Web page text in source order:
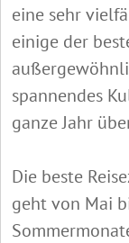
eine sehr
einige der
spannendes
ganze Jahr
Die beste
geht von Mai